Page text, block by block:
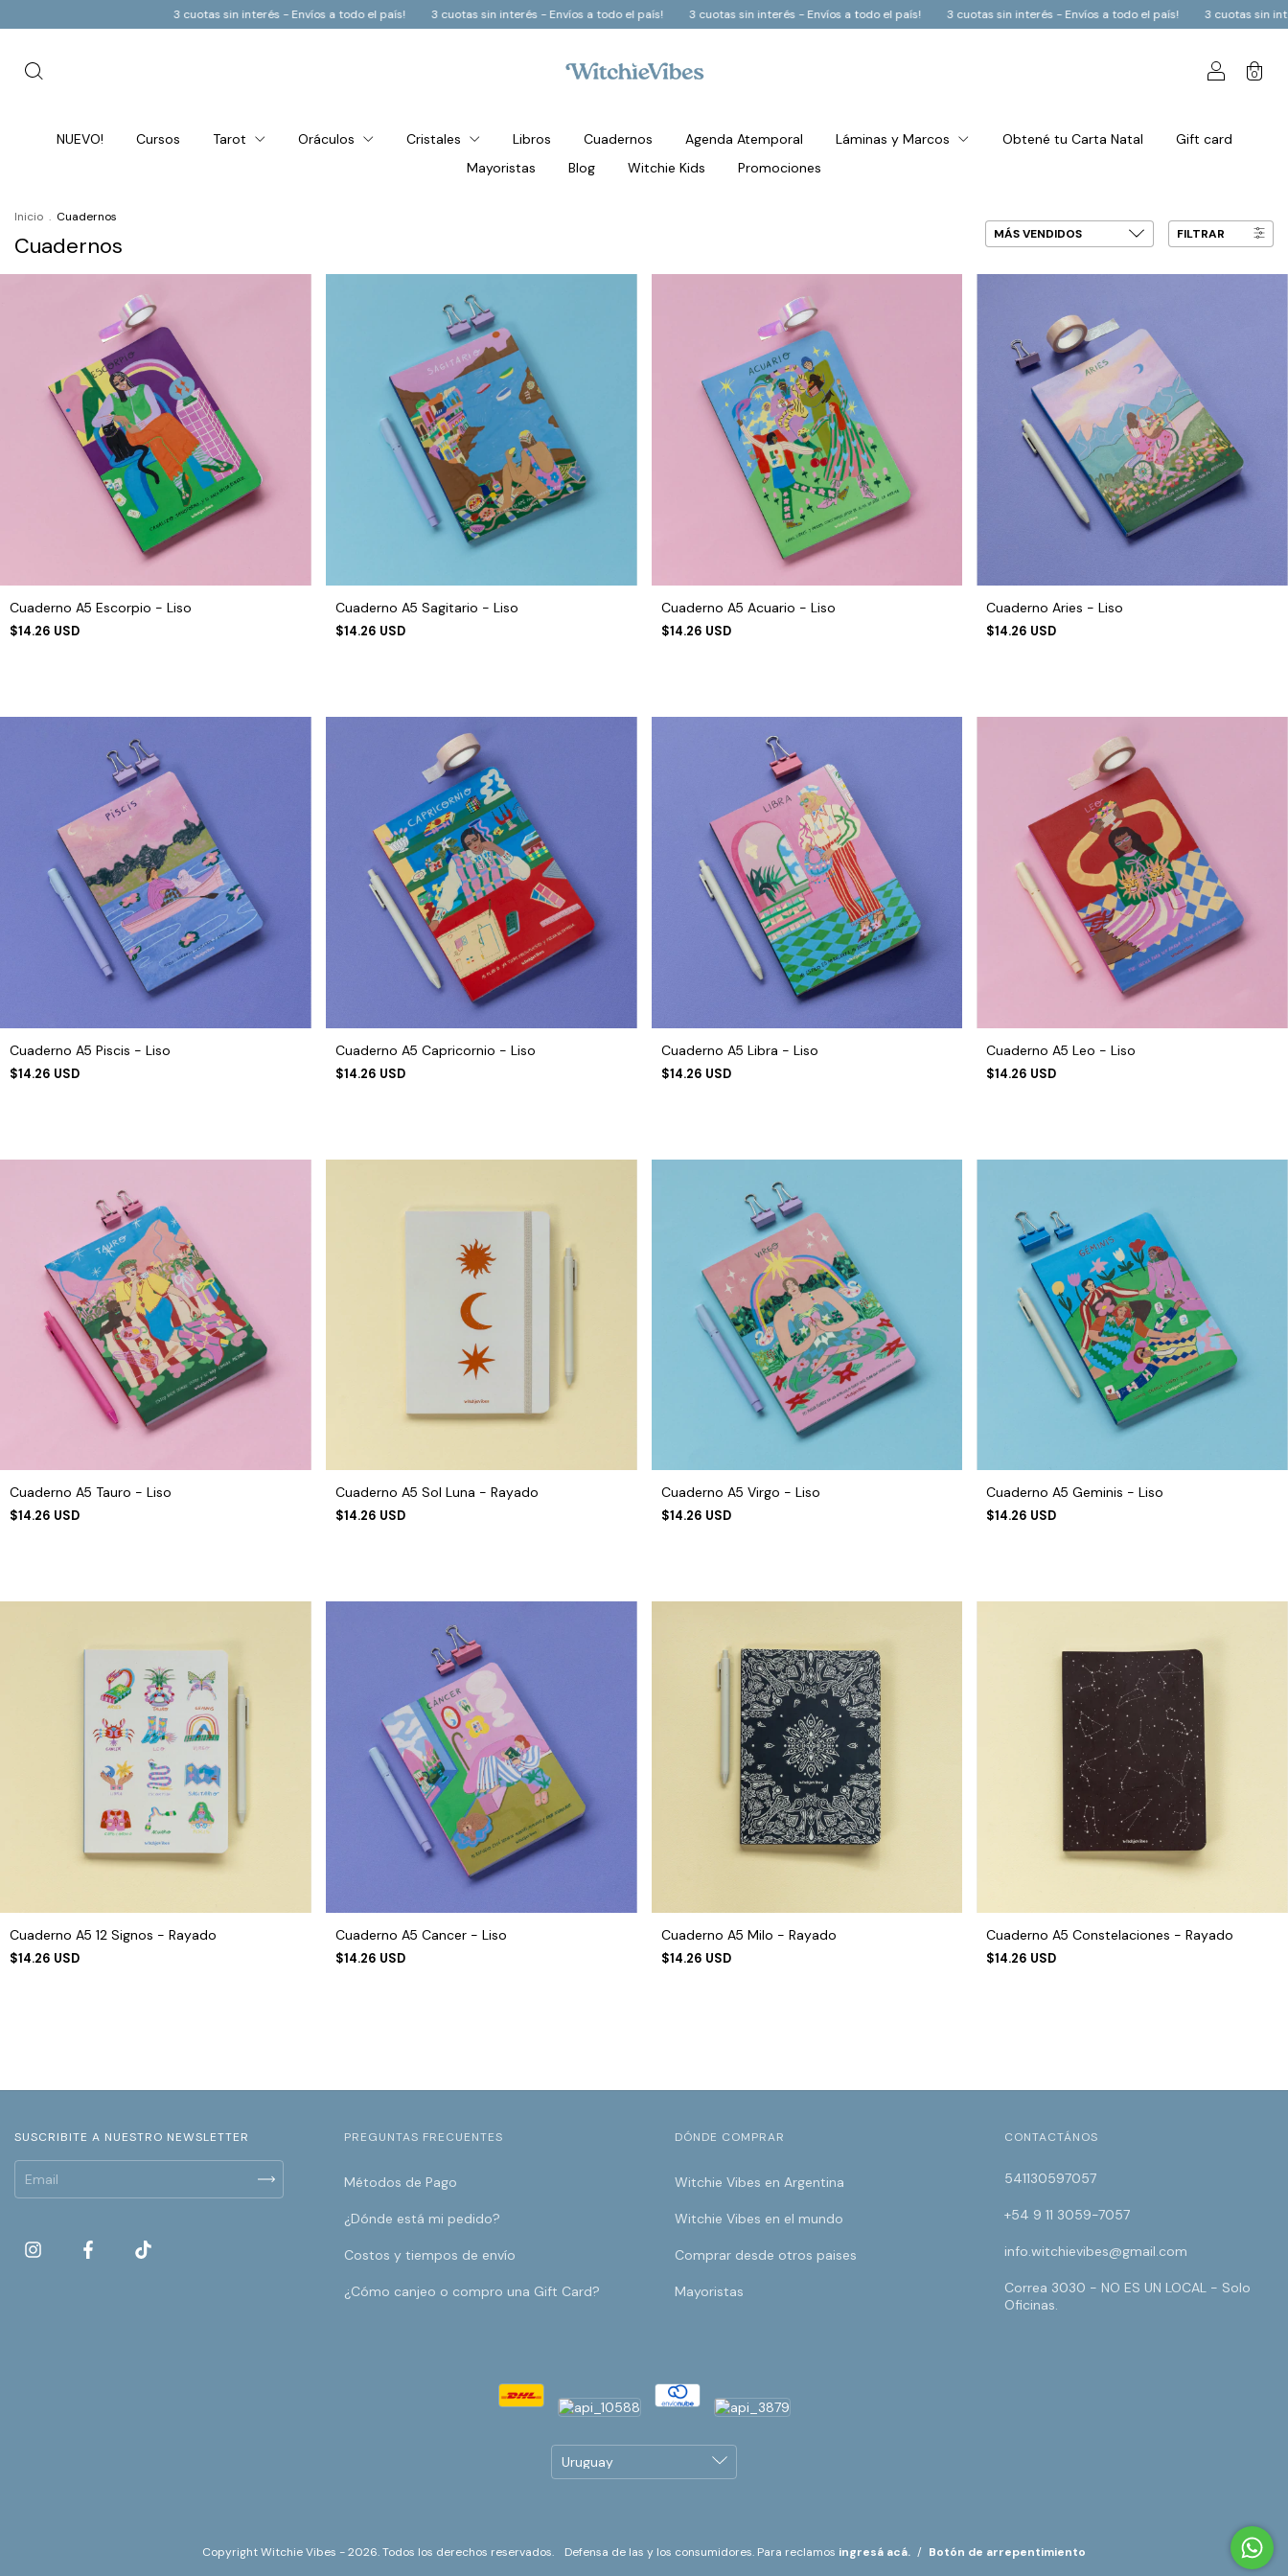
3 cuotas sin interés - Envíos a todo el país! 3 cuotas sin interés - Envíos a todo el país! 3 cuotas sin interés - Envíos a todo el país! 3 cuotas sin interés - Envíos a todo el país! 3 cuotas sin interés - Envíos a todo el país!
0
NUEVO! Cursos Tarot Oráculos Cristales Libros Cuadernos Agenda Atemporal Láminas y Marcos Obtené tu Carta Natal
Gift card
Mayoristas
Blog Witchie Kids Promociones
Inicio . Cuadernos
Cuadernos FILTRAR
Cuaderno A5 Escorpio - Liso
$14.26 USD
Cuaderno A5 Sagitario - Liso
$14.26 USD
Cuaderno A5 Acuario - Liso
$14.26 USD
Cuaderno Aries - Liso
$14.26 USD
Cuaderno A5 Piscis - Liso
$14.26 USD
Cuaderno A5 Capricornio - Liso
$14.26 USD
Cuaderno A5 Libra - Liso
$14.26 USD
Cuaderno A5 Leo - Liso
$14.26 USD
Cuaderno A5 Tauro - Liso
$14.26 USD
Cuaderno A5 Sol Luna - Rayado
$14.26 USD
Cuaderno A5 Virgo - Liso
$14.26 USD
Cuaderno A5 Geminis - Liso
$14.26 USD
Cuaderno A5 12 Signos - Rayado
$14.26 USD
Cuaderno A5 Cancer - Liso
$14.26 USD
Cuaderno A5 Milo - Rayado
$14.26 USD
Cuaderno A5 Constelaciones - Rayado
$14.26 USD
SUSCRIBITE A NUESTRO NEWSLETTER PREGUNTAS FRECUENTES
Métodos de Pago
¿Dónde está mi pedido?
Costos y tiempos de envío
¿Cómo canjeo o compro una Gift Card?
DÓNDE COMPRAR
Witchie Vibes en Argentina
Witchie Vibes en el mundo
Comprar desde otros paises
Mayoristas
CONTACTÁNOS
541130597057
+54 9 11 3059-7057
info.witchievibes@gmail.com
Correa 3030 - NO ES UN LOCAL - Solo
Oficinas.
Copyright Witchie Vibes - 2026. Todos los derechos reservados. Defensa de las y los consumidores. Para reclamos ingresá acá. / Botón de arrepentimiento